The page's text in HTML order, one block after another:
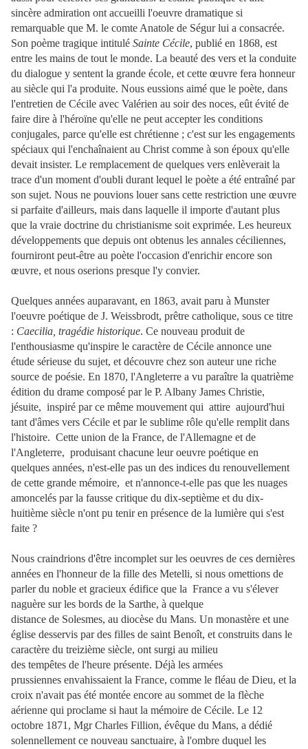
sincère admiration ont accueilli l'oeuvre dramatique si
remarquable que M. le comte Anatole de Ségur lui a consacrée.
Son poème tragique intitulé Sainte Cécile, publié en 1868, est
entre les mains de tout le monde. La beauté des vers et la conduite
du dialogue y sentent la grande école, et cette œuvre fera honneur
au siècle qui l'a produite. Nous eussions aimé que le poète, dans
l'entretien de Cécile avec Valérien au soir des noces, eût évité de
faire dire à l'héroïne qu'elle ne peut accepter les conditions
conjugales, parce qu'elle est chrétienne ; c'est sur les engagements
spéciaux qui l'enchaînaient au Christ comme à son époux qu'elle
devait insister. Le remplacement de quelques vers enlèverait la
trace d'un moment d'oubli durant lequel le poète a été entraîné par
son sujet. Nous ne pouvions louer sans cette restriction une œuvre
si parfaite d'ailleurs, mais dans laquelle il importe d'autant plus
que la vraie doctrine du christianisme soit exprimée. Les heureux
développements que depuis ont obtenus les annales céciliennes,
fourniront peut-être au poète l'occasion d'enrichir encore son
œuvre, et nous oserions presque l'y convier.
Quelques années auparavant, en 1863, avait paru à Munster
l'oeuvre poétique de J. Weissbrodt, prêtre catholique, sous ce titre
: Caecilia, tragédie historique. Ce nouveau produit de
l'enthousiasme qu'inspire le caractère de Cécile annonce une
étude sérieuse du sujet, et découvre chez son auteur une riche
source de poésie. En 1870, l'Angleterre a vu paraître la quatrième
édition du drame composé par le P. Albany James Christie,
jésuite, inspiré par ce même mouvement qui attire aujourd'hui
tant d'âmes vers Cécile et par le sublime rôle qu'elle remplit dans
l'histoire. Cette union de la France, de l'Allemagne et de
l'Angleterre, produisant chacune leur oeuvre poétique en
quelques années, n'est-elle pas un des indices du renouvellement
de cette grande mémoire, et n'annonce-t-elle pas que les nuages
amoncelés par la fausse critique du dix-septième et du dix-
huitième siècle n'ont pu tenir en présence de la lumière qui s'est
faite ?
Nous craindrions d'être incomplet sur les oeuvres de ces dernières
années en l'honneur de la fille des Metelli, si nous omettions de
parler du noble et gracieux édifice que la France a vu s'élever
naguère sur les bords de la Sarthe, à quelque
distance de Solesmes, au diocèse du Mans. Un monastère et une
église desservis par des filles de saint Benoît, et construits dans le
caractère du treizième siècle, ont surgi au milieu
des tempêtes de l'heure présente. Déjà les armées
prussiennes envahissaient la France, comme le fléau de Dieu, et la
croix n'avait pas été montée encore au sommet de la flèche
aérienne qui proclame si haut la mémoire de Cécile. Le 12
octobre 1871, Mgr Charles Fillion, évêque du Mans, a dédié
solennellement ce nouveau sanctuaire, à l'ombre duquel les